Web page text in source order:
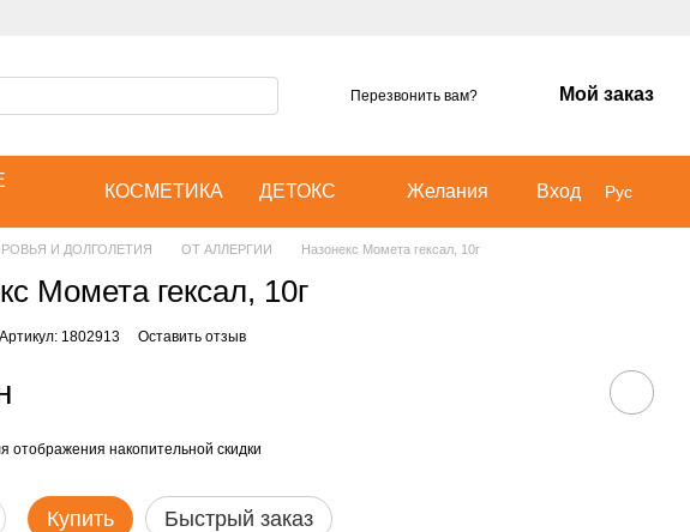
Перезвонить вам? Мой заказ
КОСМЕТИКА ДЕТОКС Желания Вход Рус
И ДОЛГОЛЕТИЯ ОТ АЛЛЕРГИИ Назонекс Момета гексал, 10г
Момета гексал, 10г
Артикул: 1802913 Оставить отзыв
отображения накопительной скидки
Купить Быстрый заказ